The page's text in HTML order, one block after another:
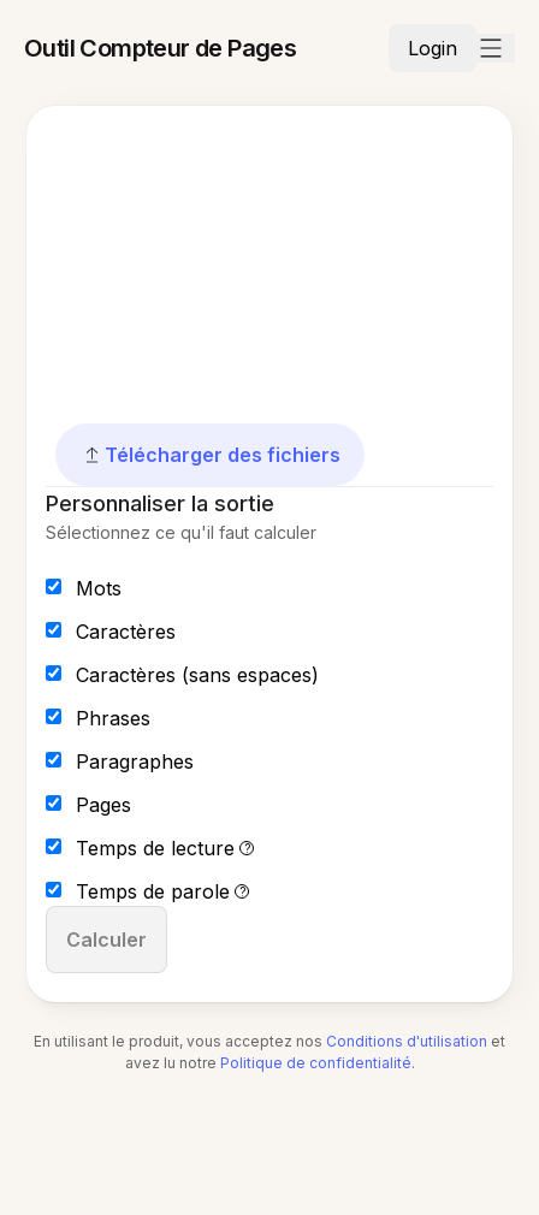
Outil Compteur de Pages Login
Télécharger des fichiers
Personnaliser la sortie
Sélectionnez ce qu'il faut calculer
Mots
Caractères
Caractères (sans espaces)
Phrases
Paragraphes
Pages
Temps de lecture
?
Temps de parole ?
Calculer
En utilisant le produit, vous acceptez nos Conditions d'utilisation et
avez lu notre Politique de confidentialité.